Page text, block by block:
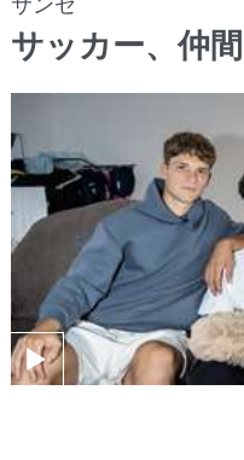
サンセ
サッカー、仲